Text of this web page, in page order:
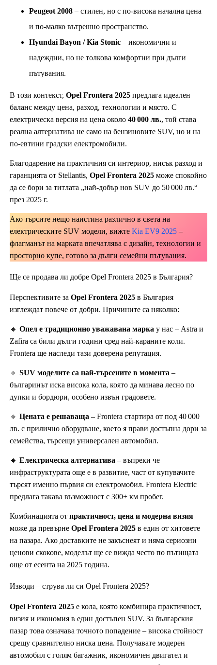
Peugeot 2008 – стилен, но с по-висока начална цена
и по-малко вътрешно пространство.
Hyundai Bayon / Kia Stonic – икономични и
надеждни, но не толкова комфортни при дълги
пътувания.
В този контекст, Opel Frontera 2025 предлага идеален
баланс между цена, разход, технологии и място. С
електрическа версия на цена около 40 000 лв., той става
реална алтернатива не само на бензиновите SUV, но и на
по-евтини градски електромобили.
Благодарение на практичния си интериор, нисък разход и
гаранцията от Stellantis, Opel Frontera 2025 може спокойно
да се бори за титлата „най-добър нов SUV до 50 000 лв.“
през 2025 г.
Ако търсите нещо наистина различно в света на
електрическите SUV модели, вижте Kia EV9 2025 –
флагманът на марката впечатлява с дизайн, технологии и
просторно купе, готово за дълги семейни пътувания.
Ще се продава ли добре Opel Frontera 2025 в България?
Перспективите за Opel Frontera 2025 в България
изглеждат повече от добри. Причините са няколко:
🔸 Опел е традиционно уважавана марка у нас – Astra и
Zafira са били дълги години сред най-караните коли.
Frontera ще наследи тази доверена репутация.
🔸 SUV моделите са най-търсените в момента –
българинът иска висока кола, която да минава лесно по
дупки и бордюри, особено извън градовете.
🔸 Цената е решаваща – Frontera стартира от под 40 000
лв. с прилично оборудване, което я прави достъпна дори за
семейства, търсещи универсален автомобил.
🔸 Електрическа алтернатива – въпреки че
инфраструктурата още е в развитие, част от купувачите
търсят именно първия си електромобил. Frontera Electric
предлага такава възможност с 300+ км пробег.
Комбинацията от практичност, цена и модерна визия
може да превърне Opel Frontera 2025 в един от хитовете
на пазара. Ако доставките не закъснеят и няма сериозни
ценови скокове, моделът ще се вижда често по пътищата
още от есента на 2025 година.
Изводи – струва ли си Opel Frontera 2025?
Opel Frontera 2025 e кола, която комбинира практичност,
визия и икономия в един достъпен SUV. За българския
пазар това означава точното попадение – висока стойност
срещу сравнително ниска цена. Получавате модерен
автомобил с голям багажник, икономичен двигател и